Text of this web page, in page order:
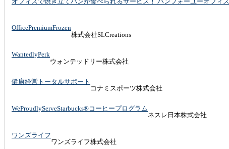
OfficePremiumFrozen
株式会社SLCreations
WantedlyPerk
ウォンテッドリー株式会社
健康経営トータルサポート
コナミスポーツ株式会社
WeProudlyServeStarbucks®コーヒープログラム
ネスレ日本株式会社
ワンズライフ
ワンズライフ株式会社